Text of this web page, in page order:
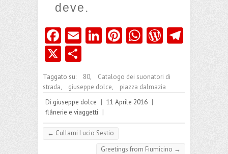
deve.
Fa
ce
b
o
o
k
E
l
Li
dI
n
Pi
es
t
W
A
p
W
Pr
X
o
n
di
vi
di
Taggato su: 80,
Catalogo dei suonatori di
strada, giuseppe dolce,
piazza dalmazia
Di giuseppe dolce | 11 Aprile 2016 |
flânerie e viaggetti |
← Cullami Lucio Sestio
Greetings from Fiumicino →